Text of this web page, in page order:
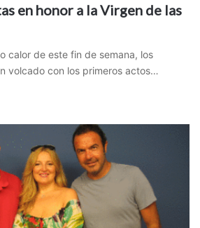
en honor a la Virgen de las
calor de este fin de semana, los
volcado con los primeros actos…